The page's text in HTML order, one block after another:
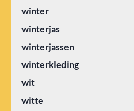
winter
winterjas
winterjassen
winterkleding
wit
witte